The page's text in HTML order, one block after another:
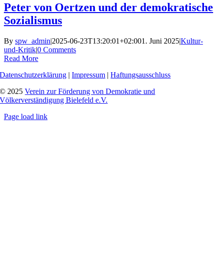
Peter von Oertzen und der demokratische
Sozialismus
By spw_admin|2025-06-23T13:20:01+02:001. Juni 2025|Kultur-
und-Kritik|0 Comments
Read More
Datenschutzerklärung |Impressum |Haftungsausschluss
© 2025Verein zur Förderung von Demokratie und
Völkerverständigung Bielefeld e.V.
Page load link